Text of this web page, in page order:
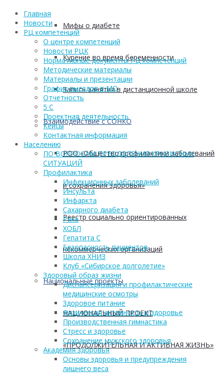
Мифы о диабете
Курение во время беременности
Запись занятия в дистанционной школе
Взаимодействие с СОНКО
РОО «Общество профилактики заболеваний
и сохранения здоровья»
Реестр социально ориентированных
некоммерческих организаций
Национальные проекты
НАЦИОНАЛЬНЫЙ ПРОЕКТ
«ПРОДОЛЖИТЕЛЬНАЯ И АКТИВНАЯ ЖИЗНЬ»
Главная
Новости
РЦ компетенций
О центре компетенций
Новости РЦК
Нормативные документы РЦ компетенций
Методические материалы
Материалы и презентации
График выездов в МО
Отчетность
5 С
Проектная деятельность
Кейсы
Контактная информация
Населению
ПО ВОПРОСАМ ПРЕОДОЛЕНИЯ КРИЗИСНЫХ
СИТУАЦИЙ
Профилактика
Инфекционных заболеваний
Инсульта
Инфаркта
Сахарного диабета
Рака
ХОБЛ
Гепатита С
Безопасность пациентов
Школа ХНИЗ
Клуб «Сибирское долголетие»
Здоровый образ жизни
Диспансеризация и профилактические
медицинские осмотры
Здоровое питание
Физическая активность и здоровье
Производственная гимнастика
Стресс и здоровье
Сохранение мужского здоровья
Академия здоровья
Основы здоровья и предупреждения
лишнего веса